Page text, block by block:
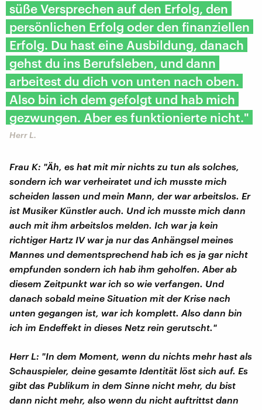
süße Versprechen auf den Erfolg, den
persönlichen Erfolg oder den finanziellen
Erfolg. Du hast eine Ausbildung, danach
gehst du ins Berufsleben, und dann
arbeitest du dich von unten nach oben.
Also bin ich dem gefolgt und hab mich
gezwungen. Aber es funktionierte nicht."
Herr L.
Frau K: "Äh, es hat mit mir nichts zu tun als solches,
sondern ich war verheiratet und ich musste mich
scheiden lassen und mein Mann, der war arbeitslos. Er
ist Musiker Künstler auch. Und ich musste mich dann
auch mit ihm arbeitslos melden. Ich war ja kein
richtiger Hartz IV war ja nur das Anhängsel meines
Mannes und dementsprechend hab ich es ja gar nicht
empfunden sondern ich hab ihm geholfen. Aber ab
diesem Zeitpunkt war ich so wie verfangen. Und
danach sobald meine Situation mit der Krise nach
unten gegangen ist, war ich komplett. Also dann bin
ich im Endeffekt in dieses Netz rein gerutscht."
Herr L: "In dem Moment, wenn du nichts mehr hast als
Schauspieler, deine gesamte Identität löst sich auf. Es
gibt das Publikum in dem Sinne nicht mehr, du bist
dann nicht mehr, also wenn du nicht auftrittst dann